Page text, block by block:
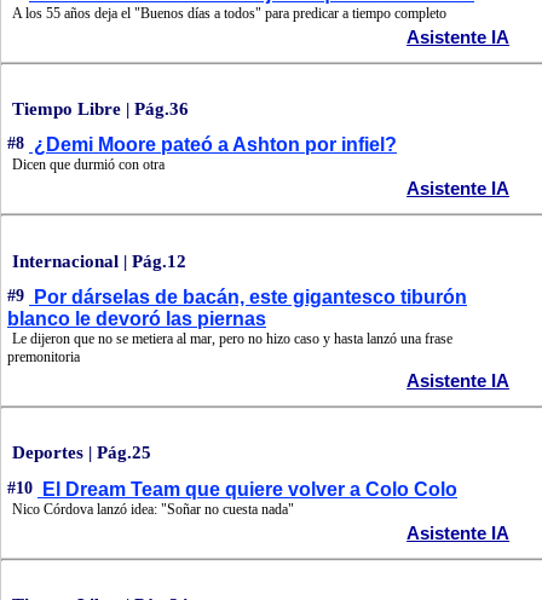
A los 55 años deja el "Buenos días a todos" para predicar a tiempo completo
Asistente IA
Tiempo Libre | Pág.36
#8 ¿Demi Moore pateó a Ashton por infiel?
Dicen que durmió con otra
Asistente IA
Internacional | Pág.12
#9
Por dárselas de bacán, este gigantesco tiburón
blanco le devoró las piernas
Le dijeron que no se metiera al mar, pero no hizo caso y hasta lanzó una frase
premonitoria
Asistente IA
Deportes | Pág.25
#10 El Dream Team que quiere volver a Colo Colo
Nico Córdova lanzó idea: "Soñar no cuesta nada"
Asistente IA